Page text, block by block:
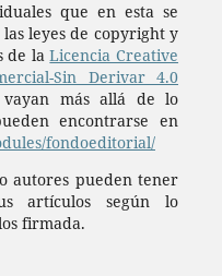
que en esta se
leyes de copyright y
de laLicencia Creative
Sin Derivar 4.0
vayan más allá de lo
encontrarse en
fondoeditorial/
autores pueden tener
artículos según lo
firmada.